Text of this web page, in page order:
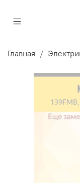
Главная